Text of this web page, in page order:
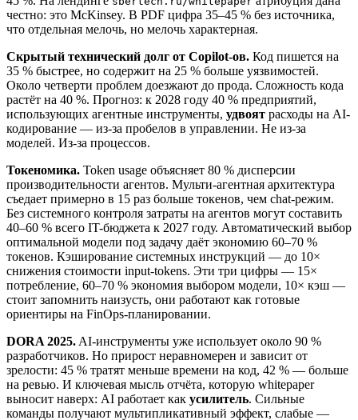
честно: это McKinsey. В PDF цифра 35–45 % без источника,
что отдельная мелочь, но мелочь характерная.
Скрытый технический долг от Copilot-ов. Код пишется на
35 % быстрее, но содержит на 25 % больше уязвимостей.
Около четверти проблем доезжают до прода. Сложность кода
растёт на 40 %. Прогноз: к 2028 году 40 % предприятий,
использующих агентные инструменты, удвоят расходы на AI-
кодирование — из-за пробелов в управлении. Не из-за
моделей. Из-за процессов.
Токеномика. Token usage объясняет 80 % дисперсии
производительности агентов. Мульти-агентная архитектура
съедает примерно в 15 раз больше токенов, чем chat-режим.
Без системного контроля затраты на агентов могут составить
40–60 % всего IT-бюджета к 2027 году. Автоматический выбор
оптимальной модели под задачу даёт экономию 60–70 %
токенов. Кэширование системных инструкций — до 10×
снижения стоимости input-tokens. Эти три цифры — 15×
потребление, 60–70 % экономия выбором модели, 10× кэш —
стоит запомнить наизусть, они работают как готовые
ориентиры на FinOps-планировании.
DORA 2025. AI-инструменты уже использует около 90 %
разработчиков. Но прирост неравномерен и зависит от
зрелости: 45 % тратят меньше времени на код, 42 % — больше
на ревью. И ключевая мысль отчёта, которую whitepaper
выносит наверх: AI работает как усилитель. Сильные
команды получают мультипликативный эффект, слабые —